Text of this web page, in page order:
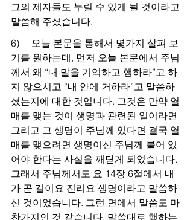
그의 제자들도 누릴 수 있게 될 것이라고
말씀해 주셨습니다.
6)     오늘 본문을 통해서 몇가지 살펴 보
기를 원하는데, 먼저 오늘 본문에서 주님
께서 왜 “내 말을 기억하고 행하라”고 하
지 않으시고 “내 안에 거하라”고 말씀하
셨는지에 대한 것입니다. 그것은 만약 열
매를 맺는 것이 생명과 관련된 일이라면
그리고 그 생명이 주님께 있다면 결국 열
매를 맺으려면 생명이신 주님께 붙어 있
어야 한다는 사실을 깨닫게 되었습니다.
그래서 주님께서도 요 14장 6절에서 내
가 곧 길이요 진리요 생명이라고 말씀하
신 것이었습니다. 그런 면에서 말씀도 마
찬가지인 것 같습니다. 말씀대로 행하는